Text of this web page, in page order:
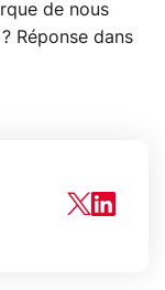
de nous
Réponse dans